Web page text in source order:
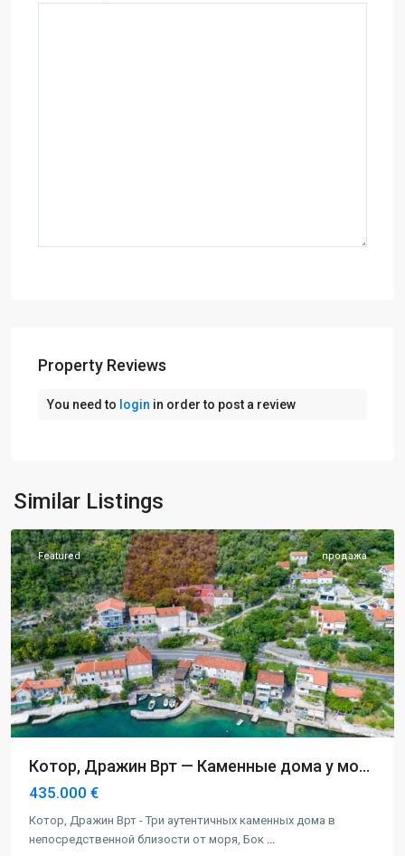
Property Reviews
You need to login in order to post a review
Similar Listings
Котор
Featured продажа
Котор, Дражин Врт — Каменные дома у мо...
435.000 €
Котор, Дражин Врт - Три аутентичных каменных дома в
непосредственной близости от моря, Бок